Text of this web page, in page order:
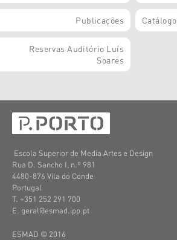
Publicações Catálogo
Reservas Auditório Luís
Soares
Escola Superior de Media Artes e Design
Rua D. Sancho I, n.º 981
4480-876 Vila do Conde
Portugal
T. +351 252 291 700
E. geral@esmad.ipp.pt
ESMAD © 2016